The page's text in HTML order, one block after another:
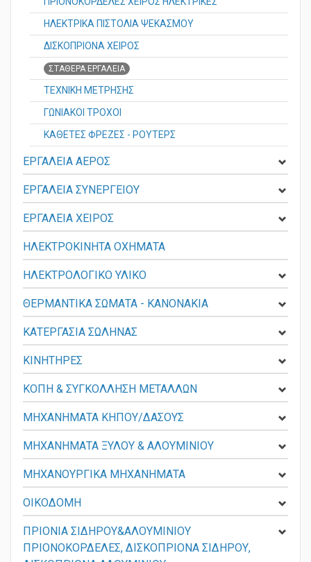
ΗΛΕΚΤΡΙΚΑ ΠΙΣΤΟΛΙΑ ΨΕΚΑΣΜΟΥ
ΔΙΣΚΟΠΡΙΟΝΑ ΧΕΙΡΟΣ
ΣΤΑΘΕΡΑ ΕΡΓΑΛΕΙΑ
ΤΕΧΝΙΚΗ ΜΕΤΡΗΣΗΣ
ΓΩΝΙΑΚΟΙ ΤΡΟΧΟΙ
ΚΑΘΕΤΕΣ ΦΡΕΖΕΣ - ΡΟΥΤΕΡΣ
ΕΡΓΑΛΕΙΑ ΑΕΡΟΣ
ΕΡΓΑΛΕΙΑ ΣΥΝΕΡΓΕΙΟΥ
ΕΡΓΑΛΕΙΑ ΧΕΙΡΟΣ
ΗΛΕΚΤΡΟΚΙΝΗΤΑ ΟΧΗΜΑΤΑ
ΗΛΕΚΤΡΟΛΟΓΙΚΟ ΥΛΙΚΟ
ΘΕΡΜΑΝΤΙΚΑ ΣΩΜΑΤΑ - KANONAKIA
ΚΑΤΕΡΓΑΣΙΑ ΣΩΛΗΝΑΣ
ΚΙΝΗΤΗΡΕΣ
ΚΟΠΗ & ΣΥΓΚΟΛΛΗΣΗ ΜΕΤΑΛΛΩΝ
ΜΗΧΑΝΗΜΑΤΑ ΚΗΠΟΥ/ΔΑΣΟΥΣ
ΜΗΧΑΝΗΜΑΤΑ ΞΥΛΟΥ & ΑΛΟΥΜΙΝΙΟΥ
ΜΗΧΑΝΟΥΡΓΙΚΑ ΜΗΧΑΝΗΜΑΤΑ
ΟΙΚΟΔΟΜΗ
ΠΡΙΟΝΙΑ ΣΙΔΗΡΟΥ&ΑΛΟΥΜΙΝΙΟΥ
ΠΡΙΟΝΟΚΟΡΔΕΛΕΣ, ΔΙΣΚΟΠΡΙΟΝΑ ΣΙΔΗΡΟΥ,